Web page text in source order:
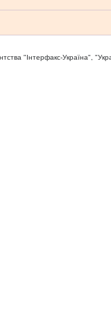
"Iнтерфакс-Україна",